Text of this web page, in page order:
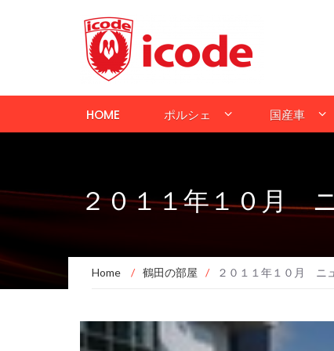
HOME ポルシェ 国産車
２０１１年１０月
Home / 鶴田の部屋 / ２０１１年１０月 ニ